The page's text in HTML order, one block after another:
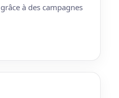
à des campagnes